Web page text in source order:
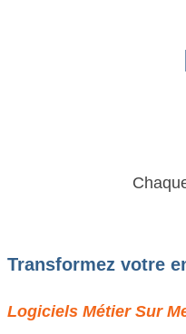
Transformez votre
Logiciels Métier Sur